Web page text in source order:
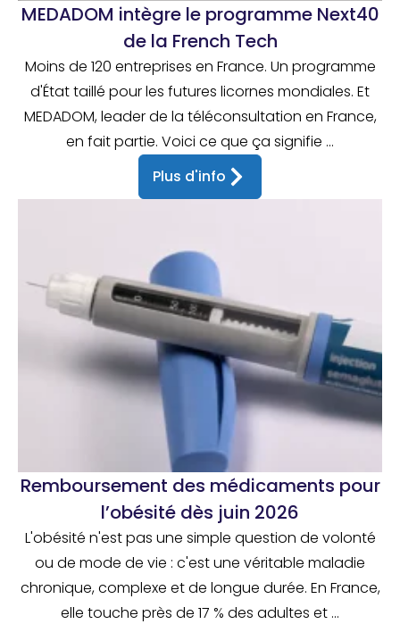
MEDADOM intègre le programme Next40
de la French Tech
Moins de 120 entreprises en France. Un programme
d'État taillé pour les futures licornes mondiales. Et
MEDADOM, leader de la téléconsultation en France,
en fait partie. Voici ce que ça signifie ...
Plus d'info
Remboursement des médicaments pour
l’obésité dès juin 2026
L'obésité n'est pas une simple question de volonté
ou de mode de vie : c'est une véritable maladie
chronique, complexe et de longue durée. En France,
elle touche près de 17 % des adultes et ...